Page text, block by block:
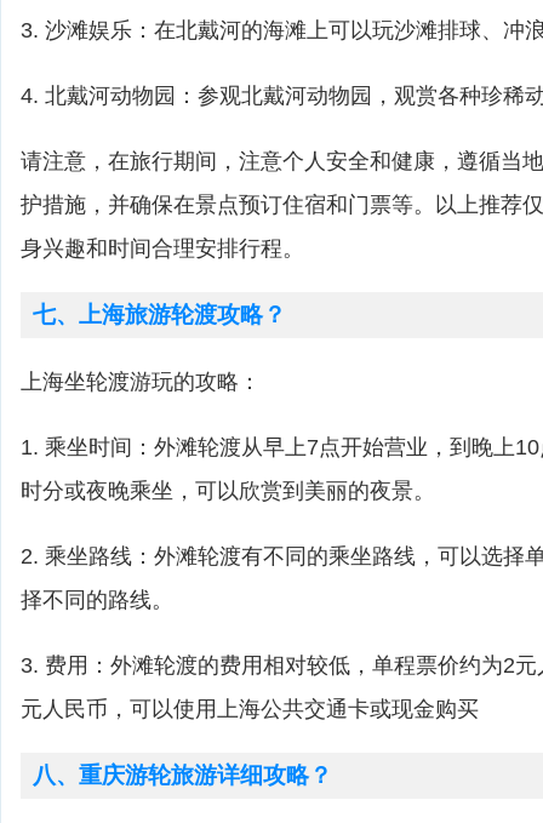
3. 沙滩娱乐：在北戴河的海滩上可以玩沙滩排球、冲
4. 北戴河动物园：参观北戴河动物园，观赏各种珍稀
请注意，在旅行期间，注意个人安全和健康，遵循当
护措施，并确保在景点预订住宿和门票等。以上推荐
身兴趣和时间合理安排行程。
七、上海旅游轮渡攻略？
上海坐轮渡游玩的攻略：
1. 乘坐时间：外滩轮渡从早上7点开始营业，到晚上
时分或夜晚乘坐，可以欣赏到美丽的夜景。
2. 乘坐路线：外滩轮渡有不同的乘坐路线，可以选择
择不同的路线。
3. 费用：外滩轮渡的费用相对较低，单程票价约为2
元人民币，可以使用上海公共交通卡或现金购买
八、重庆游轮旅游详细攻略？